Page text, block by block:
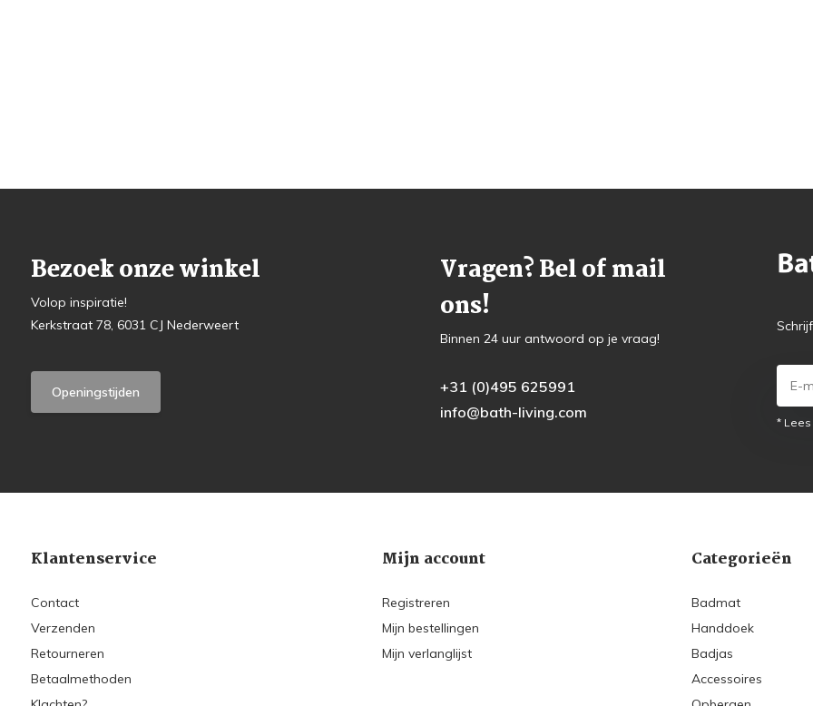
Bezoek onze winkel
Volop inspiratie!
Kerkstraat 78, 6031 CJ Nederweert
Openingstijden
Vragen? Bel of mail
ons!
Binnen 24 uur antwoord op je vraag!
+31 (0)495 625991
info@bath-living.com
*
Klantenservice
Contact
Verzenden
Retourneren
Betaalmethoden
Mijn account
Registreren
Mijn bestellingen
Mijn verlanglijst
Categorieën
Badmat
Handdoek
Badjas
Accessoires